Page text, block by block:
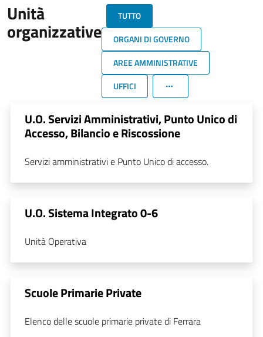
Unità
organizzative
TUTTO
ORGANI DI GOVERNO
AREE AMMINISTRATIVE
UFFICI
U.O. Servizi Amministrativi, Punto Unico di
Accesso, Bilancio e Riscossione
Servizi amministrativi e Punto Unico di accesso.
U.O. Sistema Integrato 0-6
Unità Operativa
Scuole Primarie Private
Elenco delle scuole primarie private di Ferrara